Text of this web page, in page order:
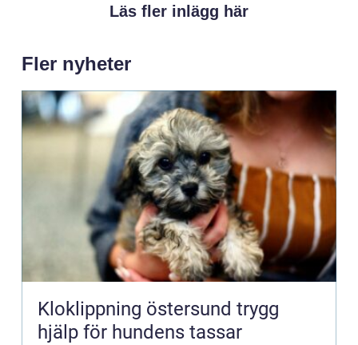
Läs fler inlägg här
Fler nyheter
Kloklippning östersund trygg
hjälp för hundens tassar